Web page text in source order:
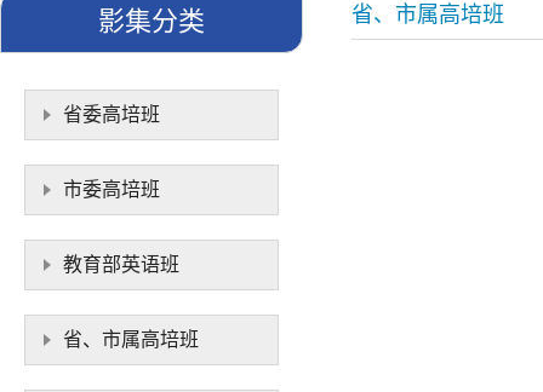
影集分类
省委高培班
市委高培班
教育部英语班
省、市属高培班
省、市属高培班